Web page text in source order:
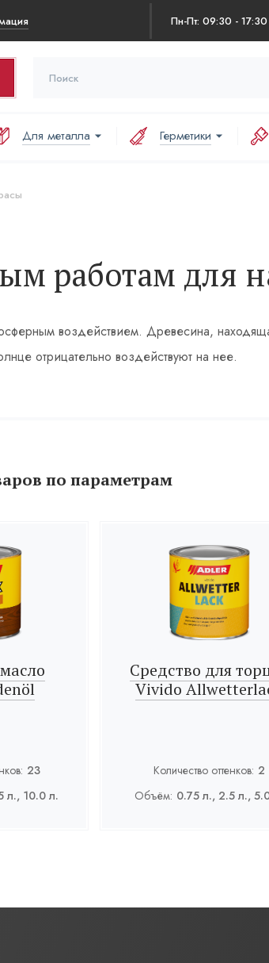
Пн-Пт: 09:30 - 17:30
Для металла Герметики
работам для
воздействием. Древесина,
отрицательно воздействуют на нее.
по параметрам
23
л., 10.0 л.
Средство для
Vivido
Количество оттенков: 2
Объём: 0.75 л., 2.5 л.,